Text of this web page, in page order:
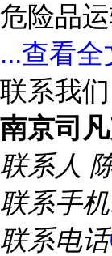
危险品
...查看全
联系我们
南京司
联系人
联系手机
联系电话